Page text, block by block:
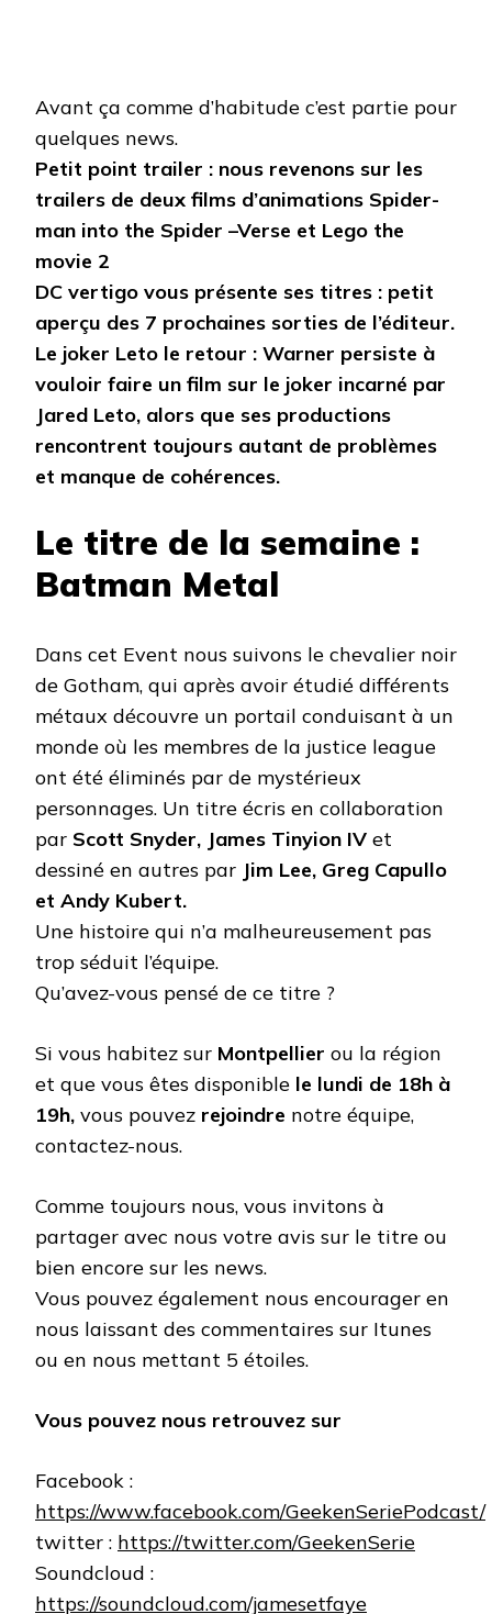
Avant ça comme d’habitude c’est partie pour
quelques news.
Petit point trailer : nous revenons sur les
trailers de deux films d’animations Spider-
man into the Spider –Verse et Lego the
movie 2
DC vertigo vous présente ses titres : petit
aperçu des 7 prochaines sorties de l’éditeur.
Le joker Leto le retour : Warner persiste à
vouloir faire un film sur le joker incarné par
Jared Leto, alors que ses productions
rencontrent toujours autant de problèmes
et manque de cohérences.
Le titre de la semaine :
Batman Metal
Dans cet Event nous suivons le chevalier noir
de Gotham, qui après avoir étudié différents
métaux découvre un portail conduisant à un
monde où les membres de la justice league
ont été éliminés par de mystérieux
personnages. Un titre écris en collaboration
par Scott Snyder, James Tinyion IV et
dessiné en autres par Jim Lee, Greg Capullo
et Andy Kubert.
Une histoire qui n’a malheureusement pas
trop séduit l’équipe.
Qu’avez-vous pensé de ce titre ?
Si vous habitez sur Montpellier ou la région
et que vous êtes disponible le lundi de 18h à
19h, vous pouvez rejoindre notre équipe,
contactez-nous.
Comme toujours nous, vous invitons à
partager avec nous votre avis sur le titre ou
bien encore sur les news.
Vous pouvez également nous encourager en
nous laissant des commentaires sur Itunes
ou en nous mettant 5 étoiles.
Vous pouvez nous retrouvez sur
Facebook :
https://www.facebook.com/GeekenSeriePodcast/
twitter : https://twitter.com/GeekenSerie
Soundcloud :
https://soundcloud.com/jamesetfaye